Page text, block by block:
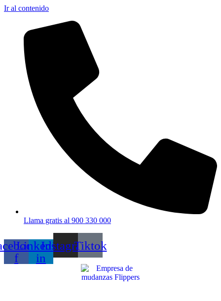
Ir al contenido
Llama gratis al 900 330 000
f
Linkedin-
in
InstagramTiktok